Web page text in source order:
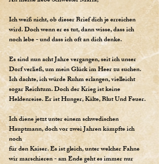
Ich weiß nicht, ob dieser Brief dich je erreichen
wird. Doch wenn er es tut, dann wisse, dass ich
noch lebe - und dass ich oft an dich denke.
Es sind nun acht Jahre vergangen, seit ich unser
Dorf verließ, um mein Glück im Heer zu suchen.
Ich dachte, ich würde Ruhm erlangen, vielleicht
sogar Reichtum. Doch der Krieg ist keine
Heldenreise. Er ist Hunger, Kälte, Blut Und Feuer.
Ich diene jetzt unter einem schwedischen
Hauptmann, doch vor zwei Jahren kämpfte ich
noch
für den Kaiser. Es ist gleich, unter welcher Fahne
wir marschieren - am Ende geht es immer nur